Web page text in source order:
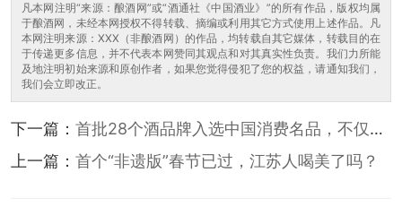
凡本网注明“来源：酿酒网”或“酒通社《中国酒业》”的所有作品，版权均属
于酿酒网，未经本网授权不得转载、摘编或利用其它方式使用上述作品。凡
本网注明来源：XXX（非酿酒网）的作品，均转载自其它媒体，转载目的在
于传递更多信息，并不代表本网赞同其观点和对其真实性负责。我们力所能
及地注明初始来源和原创作者，如果您觉得侵犯了您的权益，请通知我们，
我们会立即改正。
下一篇： 首批28个酒品牌入选中国消费名品，不仅仅
是荣誉那么简单
上一篇： 首个“非遗版”春节已过，江苏人喝美了吗？